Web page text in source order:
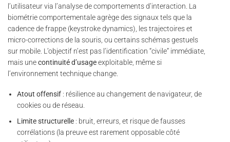
l’utilisateur via l’analyse de comportements d’interaction. La
biométrie comportementale agrège des signaux tels que la
cadence de frappe (keystroke dynamics), les trajectoires et
micro-corrections de la souris, ou certains schémas gestuels
sur mobile. L’objectif n’est pas l’identification “civile” immédiate,
mais unecontinuité d’usageexploitable, même si
l’environnement technique change.
Atout offensif : résilience au changement de navigateur, de
cookies ou de réseau.
Limite structurelle : bruit, erreurs, et risque de fausses
corrélations (la preuve est rarement opposable côté